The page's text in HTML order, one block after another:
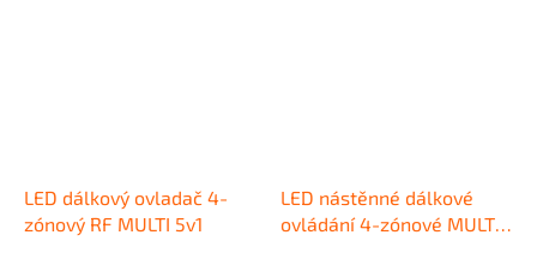
LED dálkový ovladač 4-
zónový RF MULTI 5v1
LED nástěnné dálkové
ovládání 4-zónové MULTI